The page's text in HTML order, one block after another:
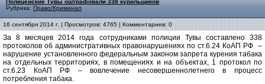
Полицейские Тувы оштрафовали 338 курильщиков
Рубрика: Право/Криминал
16 сентября 2014 г. | Просмотров: 4765 | Комментариев: 0
За 8 месяцев 2014 года сотрудниками полиции Тувы составлено 338
протоколов об административных правонарушениях по ст.6.24 КоАП РФ –
нарушение установленного федеральным законом запрета курения табака
на отдельных территориях, в помещениях и на объектах, 1 протокол по
ст.6.23 КоАП РФ – вовлечение несовершеннолетнего в процесс
потребления табака.